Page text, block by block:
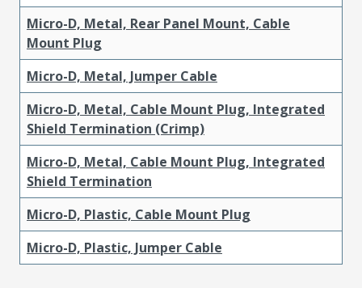
Micro-D, Metal, Rear Panel Mount, Cable
Mount Plug
Micro-D, Metal, Jumper Cable
Micro-D, Metal, Cable Mount Plug, Integrated
Shield Termination (Crimp)
Micro-D, Metal, Cable Mount Plug, Integrated
Shield Termination
Micro-D, Plastic, Cable Mount Plug
Micro-D, Plastic, Jumper Cable